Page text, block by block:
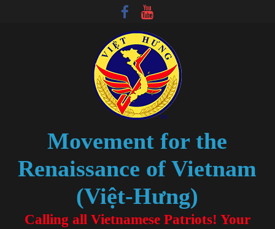
Movement for the
Renaissance of Vietnam
(Việt-Hưng)
Calling all Vietnamese Patriots! Your